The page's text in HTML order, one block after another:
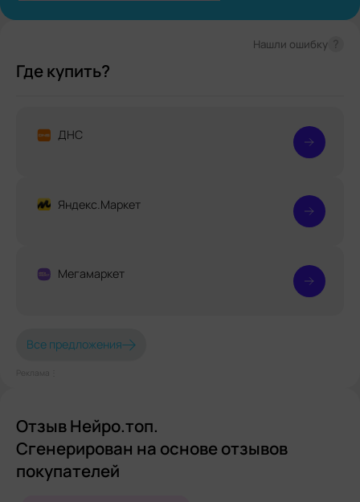
Где купить?
Нашли ошибку
ДНС
Яндекс.Маркет
Мегамаркет
Все предложения
Реклама⋮
Отзыв Нейро.топ.
Сгенерирован на основе отзывов
покупателей